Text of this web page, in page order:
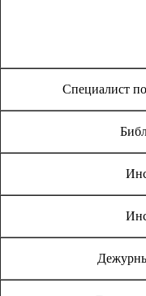
Специалист